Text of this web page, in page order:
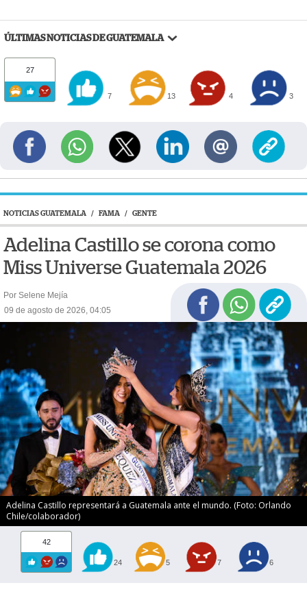
ÚLTIMAS NOTICIAS DE GUATEMALA
27
7 13 4 3
NOTICIAS GUATEMALA / FAMA / GENTE
Adelina Castillo se corona como
Miss Universe Guatemala 2026
Por Selene Mejía
09 de agosto de 2026, 04:05
Adelina Castillo representará a Guatemala ante el mundo. (Foto: Orlando
Chile/colaborador)
42
24 5 7 6